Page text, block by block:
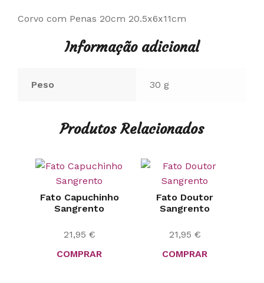
Corvo com Penas 20cm 20.5x6x11cm
Informação adicional
Peso 30 g
Produtos Relacionados
Fato Capuchinho
Sangrento
21,95 €
COMPRAR
Fato Doutor
Sangrento
21,95 €
COMPRAR